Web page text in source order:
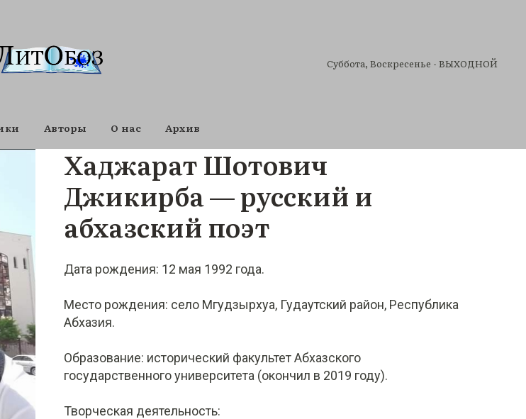
Cуббота, Воскресенье - ВЫХОДНОЙ
Авторы О нас Архив
Хаджарат Шотович
Джикирба — русский и
абхазский поэт
Дата рождения: 12 мая 1992 года.
Место рождения: село Мгудзырхуа, Гудаутский район, Республика
Абхазия.
Образование: исторический факультет Абхазского
государственного университета (окончил в 2019 году).
Творческая деятельность: